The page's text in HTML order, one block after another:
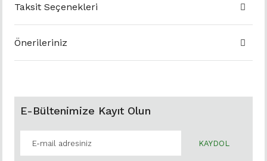
Taksit Seçenekleri
Önerileriniz
E-Bültenimize Kayıt Olun
KAYDOL